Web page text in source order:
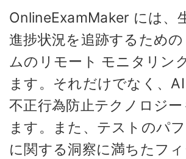
OnlineExamMaker には、
進捗状況を追跡するため
ムのリモート モニタリン
ます。それだけでなく、
不正行為防止テクノロジ
ます。また、テストのパ
に関する洞察に満ちたフ